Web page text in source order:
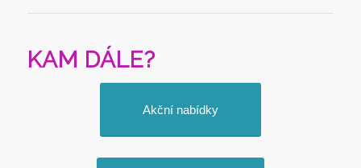
KAM DÁLE?
Akční nabídky